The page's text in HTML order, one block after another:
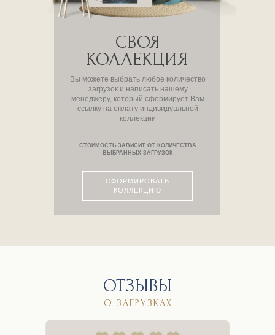
Вы можете выбрать любое количество
загрузок и написать нашему
менеджеру, который сформирует Вам
ссылку на оплату индивидуальной
коллекции
СТОИМОСТЬ ЗАВИСИТ ОТ КОЛИЧЕСТВА
ВЫБРАННЫХ ЗАГРУЗОК
СВОЯ
КОЛЛЕКЦИЯ
СФОРМИРОВАТЬ
КОЛЛЕКЦИЮ
ОТЗЫВЫ
О ЗАГРУЗКАХ